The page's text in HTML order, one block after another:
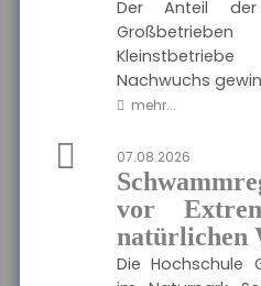
Der Anteil der
Nachwuchs
mehr...
07.08.2026
vor
natürlichen
Die Hochschule
Ausgewählte Produkte des